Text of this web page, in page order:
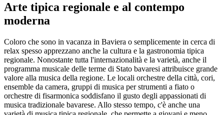
Arte tipica regionale e al contempo
moderna
Coloro che sono in vacanza in Baviera o semplicemente in cerca di
relax spesso apprezzano anche la cultura e la gastronomia tipica
regionale. Nonostante tutta l'internazionalità e la varietà, anche il
programma musicale delle terme di Stato bavaresi attribuisce grande
valore alla musica della regione. Le locali orchestre della città, cori,
ensemble da camera, gruppi di musica per strumenti a fiato o
orchestre di fisarmonica soddisfano il gusto degli appassionati di
musica tradizionale bavarese. Allo stesso tempo, c'è anche una